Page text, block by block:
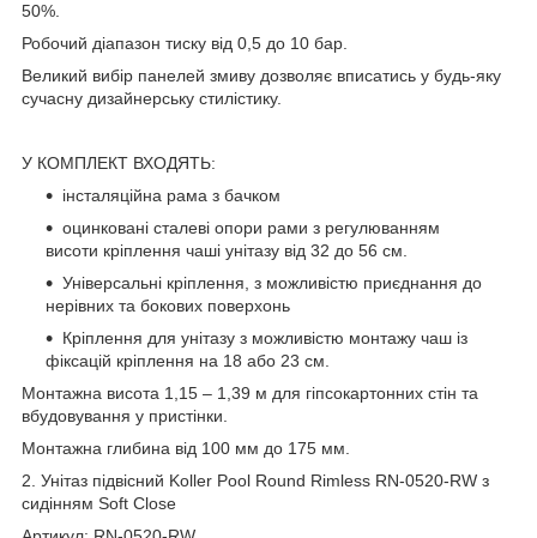
50%.
Робочий діапазон тиску від 0,5 до 10 бар.
Великий вибір панелей змиву дозволяє вписатись у будь-яку
сучасну дизайнерську стилістику.
У КОМПЛЕКТ ВХОДЯТЬ:
інсталяційна рама з бачком
оцинковані сталеві опори рами з регулюванням
висоти кріплення чаші унітазу від 32 до 56 см.
Універсальні кріплення, з можливістю приєднання до
нерівних та бокових поверхонь
Кріплення для унітазу з можливістю монтажу чаш із
фіксацій кріплення на 18 або 23 см.
Монтажна висота 1,15 – 1,39 м для гіпсокартонних стін та
вбудовування у пристінки.
Монтажна глибина від 100 мм до 175 мм.
2. Унітаз підвісний Koller Pool Round Rimless RN-0520-RW з
сидінням Soft Close